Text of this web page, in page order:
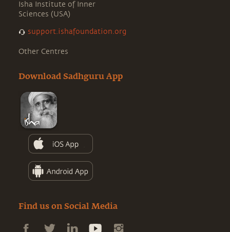
Isha Institute of Inner
Sciences (USA)
support.ishafoundation.org
Other Centres
Download Sadhguru App
Find us on Social Media